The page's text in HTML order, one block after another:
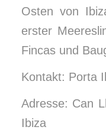
Osten von
erster
Fincas und
Kontakt: Porta
Adresse: Can
Ibiza